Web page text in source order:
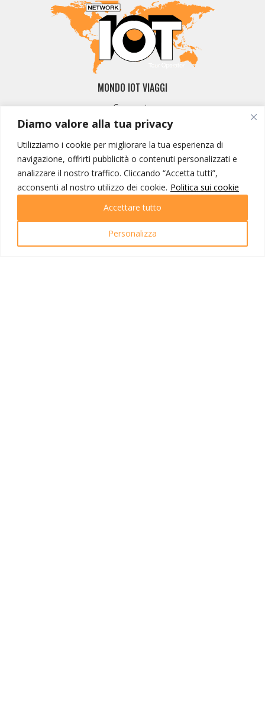
Diamo valore alla tua privacy
Utilizziamo i cookie per migliorare la tua esperienza di
navigazione, offrirti pubblicità o contenuti personalizzati e
analizzare il nostro traffico. Cliccando “Accetta tutti”,
acconsenti al nostro utilizzo dei cookie. Politica sui cookie
Personalizza
Accettare tutto
MONDO IOT VIAGGI
Corporate
Contatti
I NOSTRI PRODOTTI
Destinazioni
Partenze
Emozioni di viaggio
Newsletter